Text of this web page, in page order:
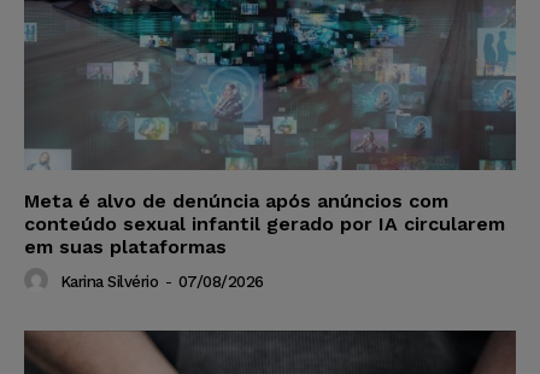
Meta é alvo de denúncia após anúncios com
conteúdo sexual infantil gerado por IA circularem
em suas plataformas
Karina Silvério - 07/08/2026